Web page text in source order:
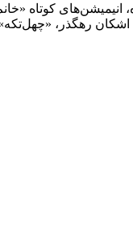
کوتاه، انیمیشن‌های
اشکان رهگذر،